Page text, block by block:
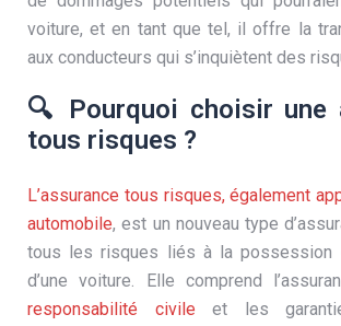
voiture, et en tant que tel, il offre la
aux conducteurs qui s’inquiètent des
🔍 Pourquoi choisir une
tous risques ?
L’assurance tous risques, également
automobile, est un nouveau type
tous les risques liés à la possession
d’une voiture. Elle comprend
responsabilité civile et les